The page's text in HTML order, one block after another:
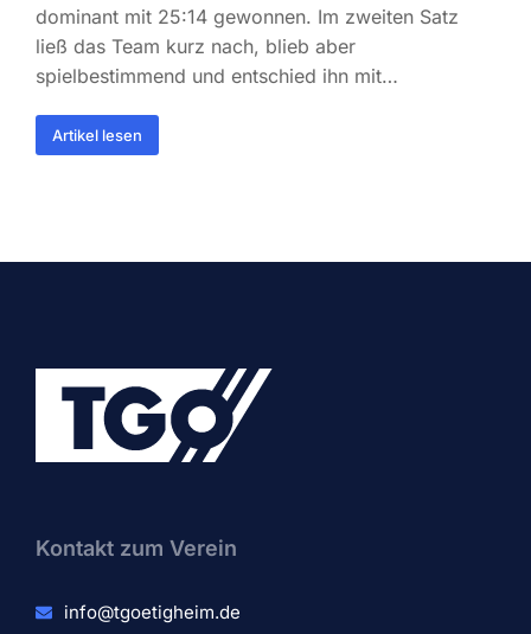
dominant mit 25:14 gewonnen. Im zweiten Satz
ließ das Team kurz nach, blieb aber
spielbestimmend und entschied ihn mit…
Artikel lesen
Kontakt zum Verein​
info@tgoetigheim.de